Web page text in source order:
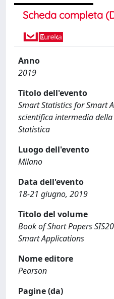
Scheda completa
Anno
2019
Titolo dell'evento
Smart Statistics for Smart
scientifica intermedia
Statistica
Luogo dell'evento
Milano
Data dell'evento
18-21 giugno, 2019
Titolo del volume
Book of Short Papers
Smart Applications
Nome editore
Pearson
Pagine (da)